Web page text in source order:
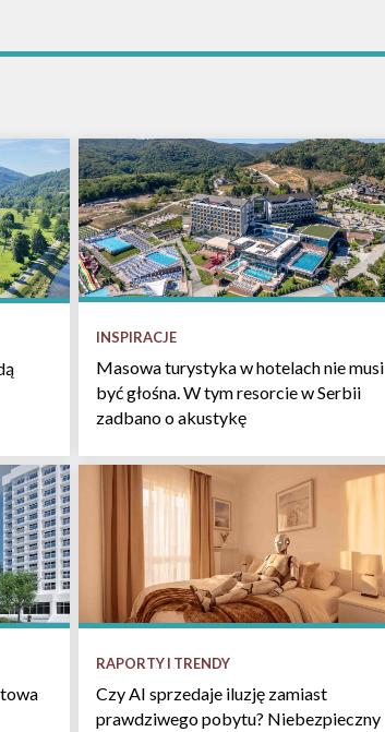
INSPIRACJE
Masowa turystyka w hotelach nie musi
być głośna. W tym resorcie w Serbii
zadbano o akustykę
RAPORTY I TRENDY
Czy AI sprzedaje iluzję zamiast
prawdziwego pobytu? Niebezpieczny